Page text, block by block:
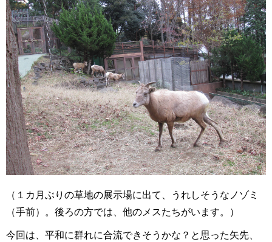
（１カ月ぶりの草地の展示場に出て、うれしそうなノゾミ
（手前）。後ろの方では、他のメスたちがいます。）
今回は、平和に群れに合流できそうかな？と思った矢先、